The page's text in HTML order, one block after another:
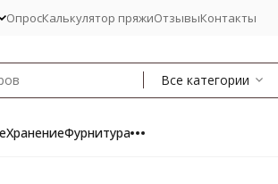
ОпросКалькулятор пряжиОтзывыКонтакты
Все категории
ХранениеФурнитура